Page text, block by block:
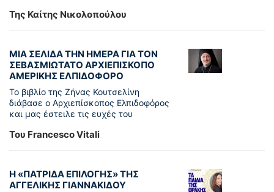
Της Καίτης Νικολοπούλου
ΜΙΑ ΣΕΛΙΔΑ ΤΗΝ ΗΜΕΡΑ ΓΙΑ ΤΟΝ
ΣΕΒΑΣΜΙΩΤΑΤΟ ΑΡΧΙΕΠΙΣΚΟΠΟ
ΑΜΕΡΙΚΗΣ ΕΛΠΙΔΟΦΟΡΟ
Το βιβλίο της Ζήνας Κουτσελίνη
διάβασε ο Αρχιεπίσκοπος Ελπιδοφόρος
και μας έστειλε τις ευχές του
Του Francesco Vitali
Η «ΠΑΤΡΊΔΑ ΕΠΙΛΟΓΉΣ» ΤΗΣ
ΑΓΓΕΛΙΚΉΣ ΓΙΑΝΝΑΚΊΔΟΥ